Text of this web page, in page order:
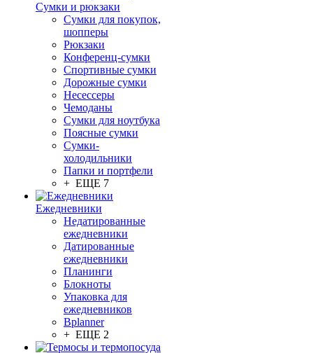
Сумки и рюкзаки
Сумки для покупок,
шопперы
Рюкзаки
Конференц-сумки
Спортивные сумки
Дорожные сумки
Несессеры
Чемоданы
Сумки для ноутбука
Поясные сумки
Сумки-
холодильники
Папки и портфели
+ ЕЩЕ 7
Ежедневники
Недатированные
ежедневники
Датированные
ежедневники
Планинги
Блокноты
Упаковка для
ежедневников
Bplanner
+ ЕЩЕ 2